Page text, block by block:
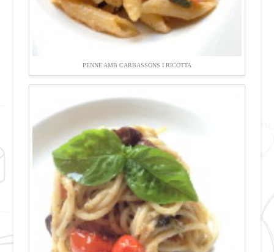
PENNE AMB CARBASSONS I RICOTTA